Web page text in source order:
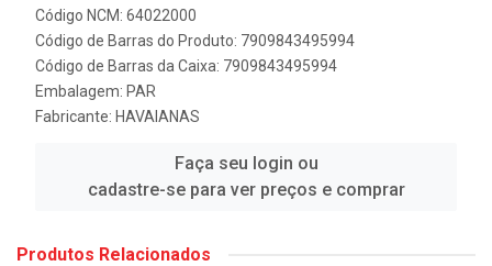
Código NCM: 64022000
Código de Barras do Produto: 7909843495994
Código de Barras da Caixa: 7909843495994
Embalagem: PAR
Fabricante: HAVAIANAS
Faça seu login ou
cadastre-se para ver preços e comprar
Produtos Relacionados